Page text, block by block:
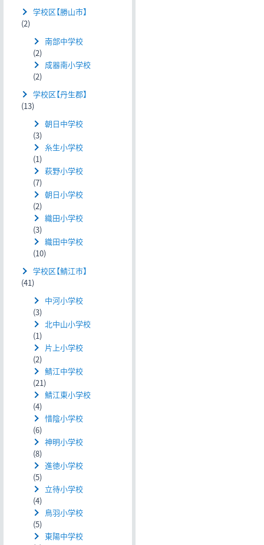
学校区【勝山市】
(2)
南部中学校
(2)
成器南小学校
(2)
学校区【丹生郡】
(13)
朝日中学校
(3)
糸生小学校
(1)
萩野小学校
(7)
朝日小学校
(2)
織田小学校
(3)
織田中学校
(10)
学校区【鯖江市】
(41)
中河小学校
(3)
北中山小学校
(1)
片上小学校
(2)
鯖江中学校
(21)
鯖江東小学校
(4)
惜陰小学校
(6)
神明小学校
(8)
進徳小学校
(5)
立待小学校
(4)
鳥羽小学校
(5)
東陽中学校